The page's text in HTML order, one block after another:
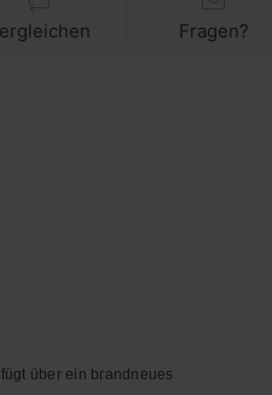
Fragen?
über ein brandneues